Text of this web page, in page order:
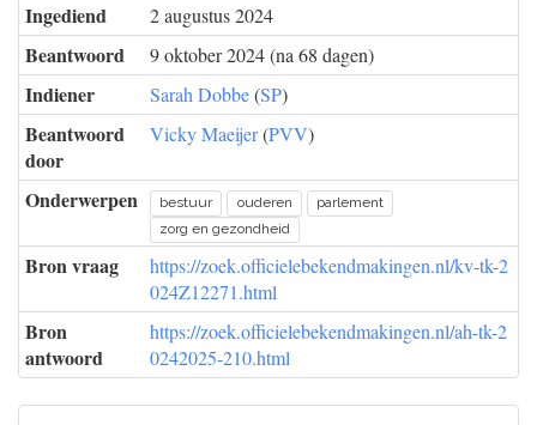
Ingediend 2 augustus 2024
Beantwoord 9 oktober 2024 (na 68 dagen)
Indiener Sarah Dobbe(SP)
Beantwoord
door
Vicky Maeijer(PVV)
Onderwerpen bestuur ouderen
parlement
zorg en gezondheid
Bron vraag
https://zoek.officielebekendmakingen.nl/kv-tk-2
024Z12271.html
Bron
antwoord
https://zoek.officielebekendmakingen.nl/ah-tk-2
0242025-210.html